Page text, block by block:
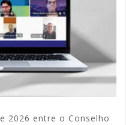
2026 entre o Conselho